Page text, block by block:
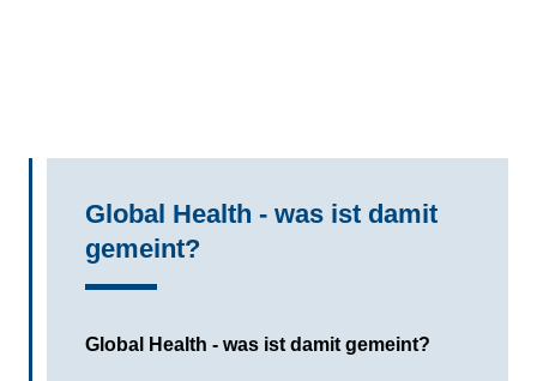
Global Health - was ist damit
gemeint?
Global Health - was ist damit gemeint?